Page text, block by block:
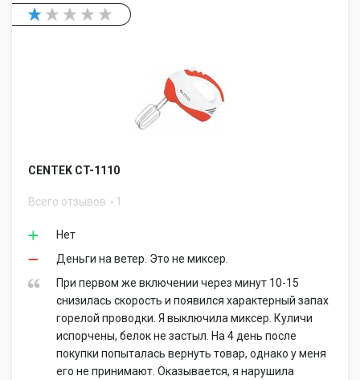
CENTEK CT-1110
Всего отзывов 1
Нет
Деньги на ветер. Это не миксер.
При первом же включении через минут 10-15
снизилась скорость и появился характерный запах
горелой проводки. Я выключила миксер. Куличи
испорчены, белок не застыл. На 4 день после
покупки попыталась вернуть товар, однако у меня
его не принимают. Оказывается, я нарушила